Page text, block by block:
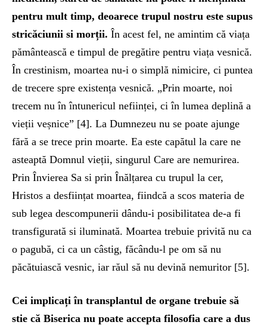
pentru mult timp, deoarece trupul nostru este supus
stricăciunii si morții. În acest fel, ne amintim că viața
pământească e timpul de pregătire pentru viața vesnică.
În crestinism, moartea nu-i o simplă nimicire, ci puntea
de trecere spre existența vesnică. „Prin moarte, noi
trecem nu în întunericul neființei, ci în lumea deplină a
vieții veșnice” [4]. La Dumnezeu nu se poate ajunge
fără a se trece prin moarte. Ea este capătul la care ne
asteaptă Domnul vieții, singurul Care are nemurirea.
Prin Învierea Sa si prin Înălțarea cu trupul la cer,
Hristos a desființat moartea, fiindcă a scos materia de
sub legea descompunerii dându-i posibilitatea de-a fi
transfigurată si iluminată. Moartea trebuie privită nu ca
o pagubă, ci ca un câstig, făcându-l pe om să nu
păcătuiască vesnic, iar răul să nu devină nemuritor [5].
Cei implicați în transplantul de organe trebuie să
stie că Biserica nu poate accepta filosofia care a dus